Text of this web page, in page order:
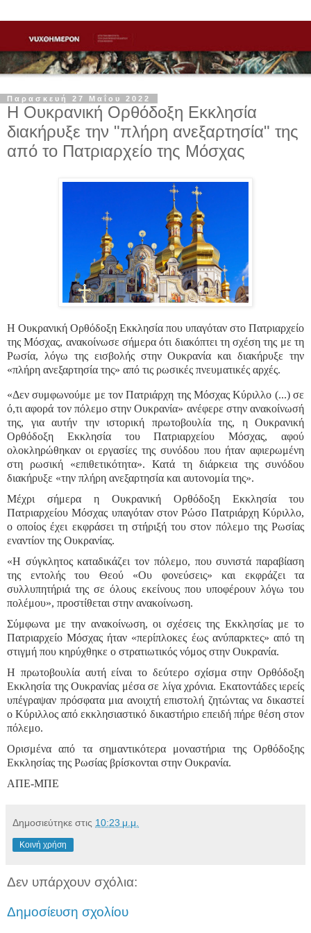
Παρασκευή 27 Μαΐου 2022
Η Ουκρανική Ορθόδοξη Εκκλησία
διακήρυξε την "πλήρη ανεξαρτησία" της
από το Πατριαρχείο της Μόσχας
Η Ουκρανική Ορθόδοξη Εκκλησία που υπαγόταν στο Πατριαρχείο
της Μόσχας, ανακοίνωσε σήμερα ότι διακόπτει τη σχέση της με τη
Ρωσία, λόγω της εισβολής στην Ουκρανία και διακήρυξε την
«πλήρη ανεξαρτησία της» από τις ρωσικές πνευματικές αρχές.
«Δεν συμφωνούμε με τον Πατριάρχη της Μόσχας Κύριλλο (...) σε
ό,τι αφορά τον πόλεμο στην Ουκρανία» ανέφερε στην ανακοίνωσή
της, για αυτήν την ιστορική πρωτοβουλία της, η Ουκρανική
Ορθόδοξη Εκκλησία του Πατριαρχείου Μόσχας, αφού
ολοκληρώθηκαν οι εργασίες της συνόδου που ήταν αφιερωμένη
στη ρωσική «επιθετικότητα». Κατά τη διάρκεια της συνόδου
διακήρυξε «την πλήρη ανεξαρτησία και αυτονομία της».
Μέχρι σήμερα η Ουκρανική Ορθόδοξη Εκκλησία του
Πατριαρχείου Μόσχας υπαγόταν στον Ρώσο Πατριάρχη Κύριλλο,
ο οποίος έχει εκφράσει τη στήριξή του στον πόλεμο της Ρωσίας
εναντίον της Ουκρανίας.
«Η σύγκλητος καταδικάζει τον πόλεμο, που συνιστά παραβίαση
της εντολής του Θεού «Ου φονεύσεις» και εκφράζει τα
συλλυπητήριά της σε όλους εκείνους που υποφέρουν λόγω του
πολέμου», προστίθεται στην ανακοίνωση.
Σύμφωνα με την ανακοίνωση, οι σχέσεις της Εκκλησίας με το
Πατριαρχείο Μόσχας ήταν «περίπλοκες έως ανύπαρκτες» από τη
στιγμή που κηρύχθηκε ο στρατιωτικός νόμος στην Ουκρανία.
Η πρωτοβουλία αυτή είναι το δεύτερο σχίσμα στην Ορθόδοξη
Εκκλησία της Ουκρανίας μέσα σε λίγα χρόνια. Εκατοντάδες ιερείς
υπέγραψαν πρόσφατα μια ανοιχτή επιστολή ζητώντας να δικαστεί
ο Κύριλλος από εκκλησιαστικό δικαστήριο επειδή πήρε θέση στον
πόλεμο.
Ορισμένα από τα σημαντικότερα μοναστήρια της Ορθόδοξης
Εκκλησίας της Ρωσίας βρίσκονται στην Ουκρανία.
ΑΠΕ-ΜΠΕ
Δημοσιεύτηκε στις 10:23 μ.μ.
Κοινή χρήση
Δεν υπάρχουν σχόλια:
Δημοσίευση σχολίου